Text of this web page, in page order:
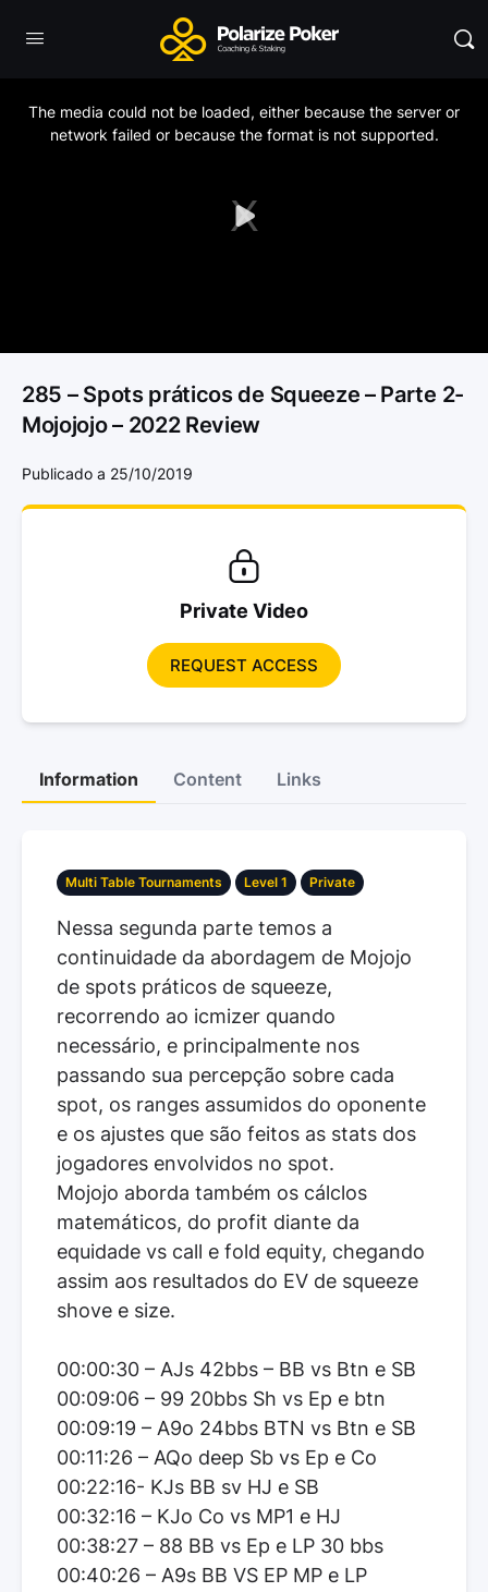
Play
The media could not be loaded, either because the server or
network failed or because the format is not supported.
285 – Spots práticos de Squeeze – Parte 2-
Mojojojo – 2022 Review
Publicado a 25/10/2019
Private Video
REQUEST ACCESS
Information Content Links
Multi Table Tournaments Level 1 Private
Nessa segunda parte temos a
continuidade da abordagem de Mojojo
de spots práticos de squeeze,
recorrendo ao icmizer quando
necessário, e principalmente nos
passando sua percepção sobre cada
spot, os ranges assumidos do oponente
e os ajustes que são feitos as stats dos
jogadores envolvidos no spot.
Mojojo aborda também os cálclos
matemáticos, do profit diante da
equidade vs call e fold equity, chegando
assim aos resultados do EV de squeeze
shove e size.
00:00:30 – AJs 42bbs – BB vs Btn e SB
00:09:06 – 99 20bbs Sh vs Ep e btn
00:09:19 – A9o 24bbs BTN vs Btn e SB
00:11:26 – AQo deep Sb vs Ep e Co
00:22:16- KJs BB sv HJ e SB
00:32:16 – KJo Co vs MP1 e HJ
00:38:27 – 88 BB vs Ep e LP 30 bbs
00:40:26 – A9s BB VS EP MP e LP